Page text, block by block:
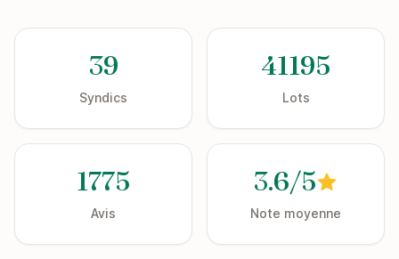
39
Syndics
41195
Lots
1775
Avis
3.6/5
Note moyenne